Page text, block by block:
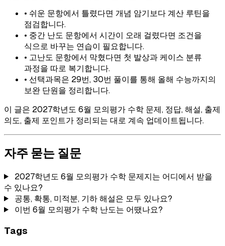
• 쉬운 문항에서 틀렸다면 개념 암기보다 계산 루틴을
점검합니다.
• 중간 난도 문항에서 시간이 오래 걸렸다면 조건을
식으로 바꾸는 연습이 필요합니다.
• 고난도 문항에서 막혔다면 첫 발상과 케이스 분류
과정을 따로 복기합니다.
• 선택과목은 29번, 30번 풀이를 통해 올해 수능까지의
보완 단원을 정리합니다.
이 글은 2027학년도 6월 모의평가 수학 문제, 정답, 해설, 출제
의도, 출제 포인트가 정리되는 대로 계속 업데이트됩니다.
자주 묻는 질문
2027학년도 6월 모의평가 수학 문제지는 어디에서 받을
수 있나요?
공통, 확통, 미적분, 기하 해설은 모두 있나요?
이번 6월 모의평가 수학 난도는 어땠나요?
Tags